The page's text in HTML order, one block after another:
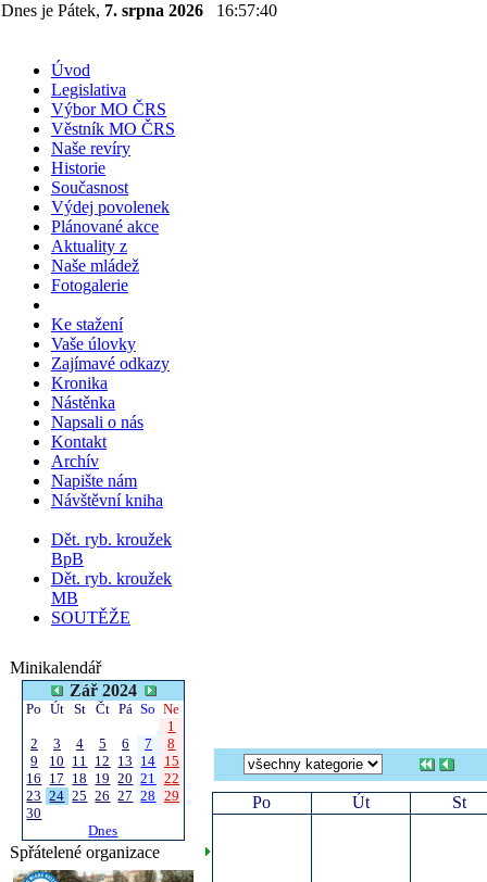
Dnes je Pátek, 7. srpna 2026 16:57:41
Úvod
Legislativa
Výbor MO ČRS
Věstník MO ČRS
Naše revíry
Historie
Současnost
Výdej povolenek
Plánované akce
Aktuality z
Naše mládež
Fotogalerie
Ke stažení
Vaše úlovky
Zajímavé odkazy
Kronika
Nástěnka
Napsali o nás
Kontakt
Archív
Napište nám
Návštěvní kniha
Dět. ryb. kroužek
BpB
Dět. ryb. kroužek
MB
SOUTĚŽE
Minikalendář
Zář 2024
Po Út St Čt Pá So Ne
1
2
3 4 5 6 7
8
9
10 11 12 13 14 15
16 17 18 19 20 21 22
23 24 25 26 27 28 29
30
Dnes
Spřátelené organizace
Po Út St